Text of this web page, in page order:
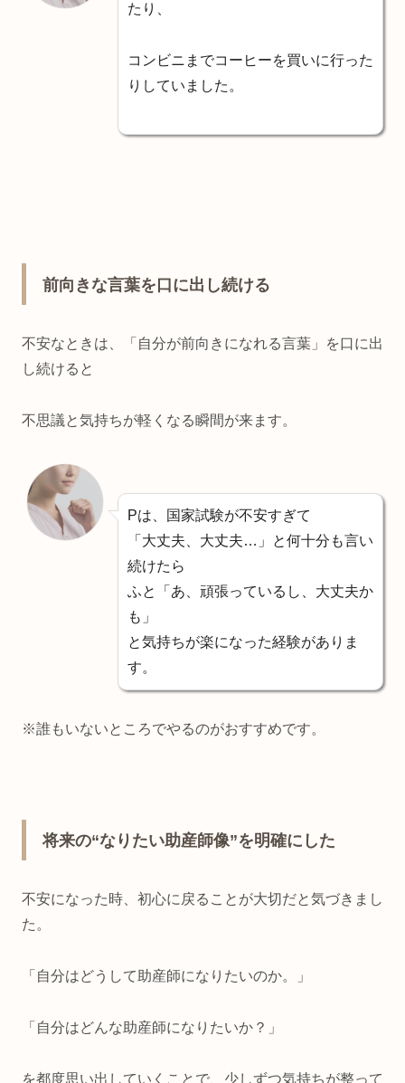
たり、
コンビニまでコーヒーを買いに行った
りしていました。
前向きな言葉を口に出し続ける
不安なときは、「自分が前向きになれる言葉」を口に出
し続けると
不思議と気持ちが軽くなる瞬間が来ます。
Pは、国家試験が不安すぎて
「大丈夫、大丈夫…」と何十分も言い
続けたら
ふと「あ、頑張っているし、大丈夫か
も」
と気持ちが楽になった経験がありま
す。
※誰もいないところでやるのがおすすめです。
将来の“なりたい助産師像”を明確にした
不安になった時、初心に戻ることが大切だと気づきまし
た。
「自分はどうして助産師になりたいのか。」
「自分はどんな助産師になりたいか？」
を都度思い出していくことで、少しずつ気持ちが整って